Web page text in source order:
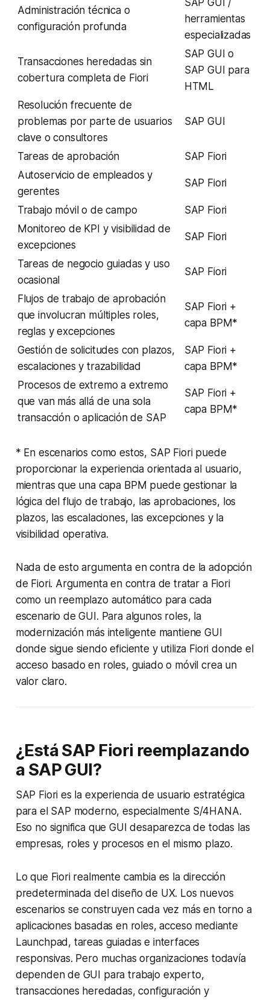
Administración técnica o
configuración profunda
herramientas
especializadas
Transacciones heredadas sin
cobertura completa de Fiori
SAP GUI o
SAP GUI para
HTML
Resolución frecuente de
problemas por parte de usuarios
clave o consultores
SAP GUI
Tareas de aprobación
SAP Fiori
Autoservicio de empleados y
gerentes
SAP Fiori
Trabajo móvil o de campo
SAP Fiori
Monitoreo de KPI y visibilidad de
excepciones
SAP Fiori
Tareas de negocio guiadas y uso
ocasional
SAP Fiori
Flujos de trabajo de aprobación
que involucran múltiples roles,
reglas y excepciones
SAP Fiori +
capa BPM*
Gestión de solicitudes con plazos,
escalaciones y trazabilidad
SAP Fiori +
capa BPM*
Procesos de extremo a extremo
que van más allá de una sola
transacción o aplicación de SAP
SAP Fiori +
capa BPM*
* En escenarios como estos, SAP Fiori puede
proporcionar la experiencia orientada al usuario,
mientras que una capa BPM puede gestionar la
lógica del flujo de trabajo, las aprobaciones, los
plazos, las escalaciones, las excepciones y la
visibilidad operativa.
Nada de esto argumenta en contra de la adopción
de Fiori. Argumenta en contra de tratar a Fiori
como un reemplazo automático para cada
escenario de GUI. Para algunos roles, la
modernización más inteligente mantiene GUI
donde sigue siendo eficiente y utiliza Fiori donde el
acceso basado en roles, guiado o móvil crea un
valor claro.
¿Está SAP Fiori reemplazando
a SAP GUI?
SAP Fiori es la experiencia de usuario estratégica
para el SAP moderno, especialmente S/4HANA.
Eso no significa que GUI desaparezca de todas las
empresas, roles y procesos en el mismo plazo.
Lo que Fiori realmente cambia es la dirección
predeterminada del diseño de UX. Los nuevos
escenarios se construyen cada vez más en torno a
aplicaciones basadas en roles, acceso mediante
Launchpad, tareas guiadas e interfaces
responsivas. Pero muchas organizaciones todavía
dependen de GUI para trabajo experto,
transacciones heredadas, configuración y